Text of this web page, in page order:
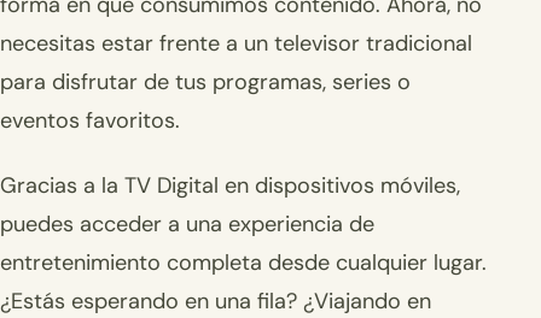
necesitas estar frente a un televisor tradicional
para disfrutar de tus programas, series o
eventos favoritos.
Gracias a la TV Digital en dispositivos móviles,
puedes acceder a una experiencia de
entretenimiento completa desde cualquier lugar.
¿Estás esperando en una fila? ¿Viajando en